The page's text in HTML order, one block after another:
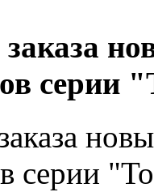
серии
серии